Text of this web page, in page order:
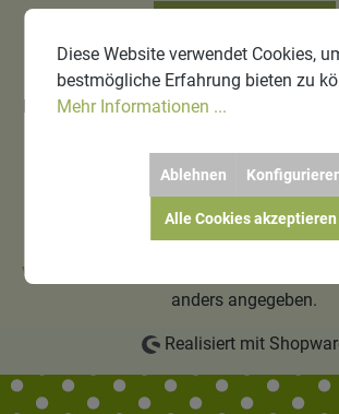
Blog Schulungen Gutschein
Impressum
Test
* Alle Preise inkl. gesetzl.
Versandkosten
und ggf.
anders angegeben.
Realisiert mit
Diese Website verwendet Cookies,
bestmögliche Erfahrung bieten zu
Mehr Informationen ...
Ablehnen
Alle Cookies akzeptieren